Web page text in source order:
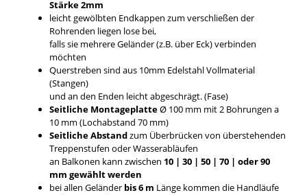
Stärke 2mm
leicht gewölbten Endkappen zum verschließen der
Rohrenden liegen lose bei,
falls sie mehrere Geländer (z.B. über Eck) verbinden
möchten
Querstreben sind aus 10mm Edelstahl Vollmaterial
(Stangen)
und an den Enden leicht abgeschrägt. (Fase)
Seitliche MontageplatteØ 100 mm mit 2 Bohrungen a
10 mm (Lochabstand 70 mm)
Seitliche Abstandzum Überbrücken von überstehenden
Treppenstufen oder Wasserabläufen
an Balkonen kann zwischen 10 | 30 | 50 | 70 | oder 90
mm gewählt werden
bei allen Geländer bis 6 m Länge kommen die Handläufe